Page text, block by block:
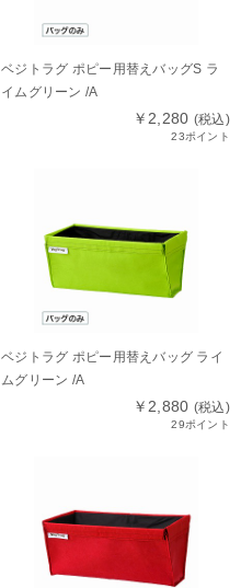
ベジトラグ ポピー用替えバッグS ラ
イムグリーン /A
￥2,280 (税込)
23ポイント
ベジトラグ ポピー用替えバッグ ライ
ムグリーン /A
￥2,880 (税込)
29ポイント